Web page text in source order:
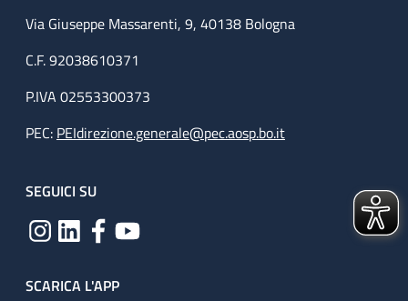
Via Giuseppe Massarenti, 9, 40138 Bologna
C.F. 92038610371
P.IVA 02553300373
PEC: PEIdirezione.generale@pec.aosp.bo.it
SEGUICI SU
SCARICA L'APP